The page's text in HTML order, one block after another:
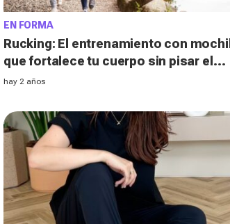
EN FORMA
Rucking: El entrenamiento con
que fortalece tu cuerpo sin pisar el
gimnasio
hay 2 años